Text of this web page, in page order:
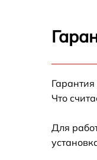
Что
Для